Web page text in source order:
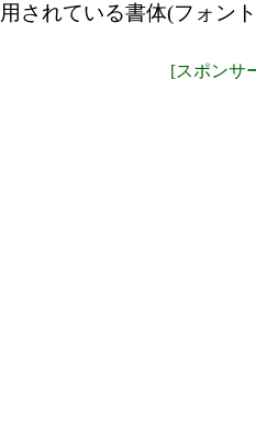
用されている書体(フォン
[スポンサ